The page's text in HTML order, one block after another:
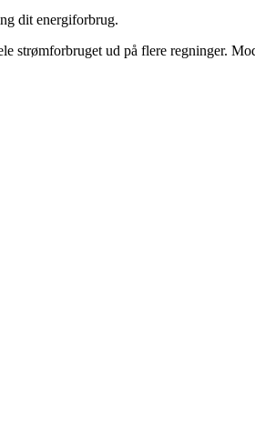
dit energiforbrug.
strømforbruget ud på flere regninger.